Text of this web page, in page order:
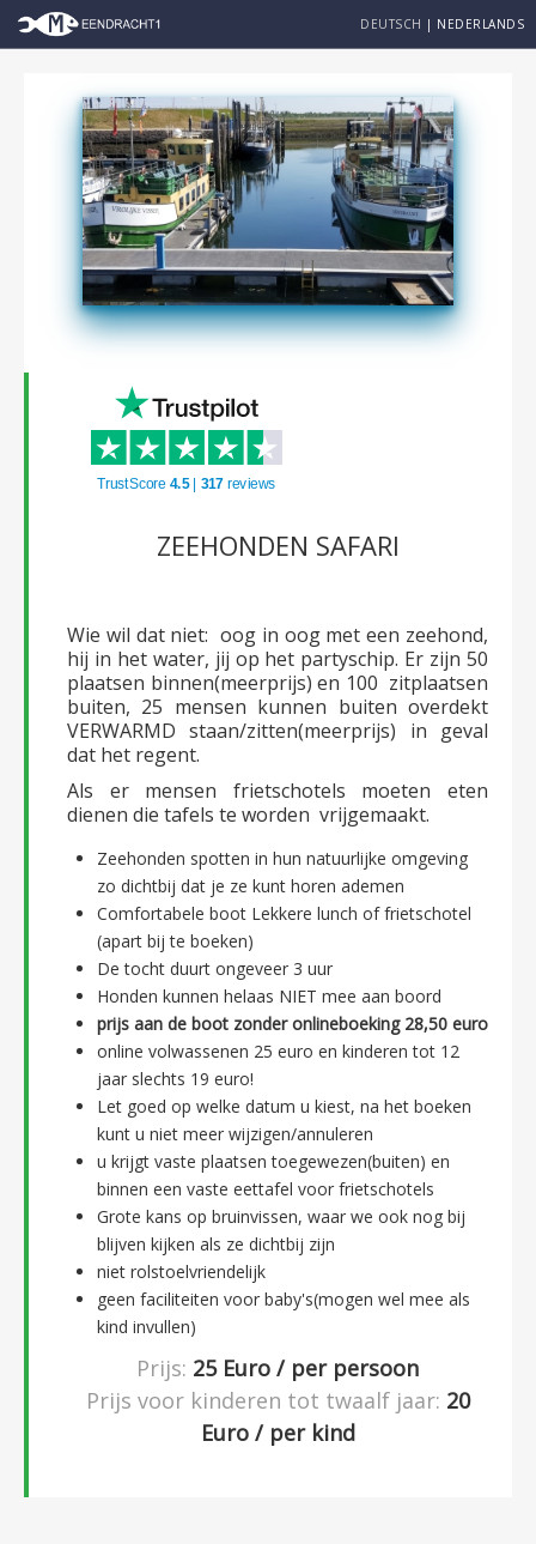
DEUTSCH | NEDERLANDS
TrustScore 4.5| 317reviews
ZEEHONDEN SAFARI
Wie wil dat niet: oog in oog met een zeehond,
hij in het water, jij op het partyschip. Er zijn 50
plaatsen binnen(meerprijs) en 100 zitplaatsen
buiten, 25 mensen kunnen buiten overdekt
VERWARMD staan/zitten(meerprijs) in geval
dat het regent.
Als er mensen frietschotels moeten eten
dienen die tafels te worden vrijgemaakt.
Zeehonden spotten in hun natuurlijke omgeving
zo dichtbij dat je ze kunt horen ademen
Comfortabele boot Lekkere lunch of frietschotel
(apart bij te boeken)
De tocht duurt ongeveer 3 uur
Honden kunnen helaas NIET mee aan boord
prijs aan de boot zonder onlineboeking 28,50 euro
online volwassenen 25 euro en kinderen tot 12
jaar slechts 19 euro!
Let goed op welke datum u kiest, na het boeken
kunt u niet meer wijzigen/annuleren
u krijgt vaste plaatsen toegewezen(buiten) en
binnen een vaste eettafel voor frietschotels
Grote kans op bruinvissen, waar we ook nog bij
blijven kijken als ze dichtbij zijn
niet rolstoelvriendelijk
geen faciliteiten voor baby's(mogen wel mee als
kind invullen)
Prijs: 25Euro / per persoon
Prijs voor kinderen tot twaalf jaar: 20
Euro / per kind